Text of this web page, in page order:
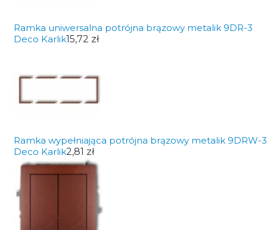
Ramka uniwersalna potrójna brązowy metalik 9DR-3
Deco Karlik15,72 zł
Ramka wypełniająca potrójna brązowy metalik 9DRW-3
Deco Karlik2,81 zł